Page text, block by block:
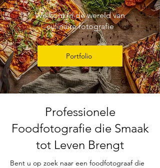
Welkom in de wereld van
culinaire fotografie
Portfolio
Professionele
Foodfotografie die Smaak
tot Leven Brengt
Bent u op zoek naar een foodfotograaf die